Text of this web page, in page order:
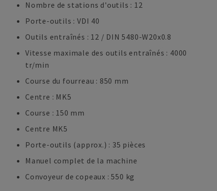
Nombre de stations d'outils : 12
Porte-outils : VDI 40
Outils entraînés : 12 / DIN 5480-W20x0.8
Vitesse maximale des outils entraînés : 4000
tr/min
Course du fourreau : 850 mm
Centre : MK5
Course : 150 mm
Centre MK5
Porte-outils (approx.) : 35 pièces
Manuel complet de la machine
Convoyeur de copeaux : 550 kg